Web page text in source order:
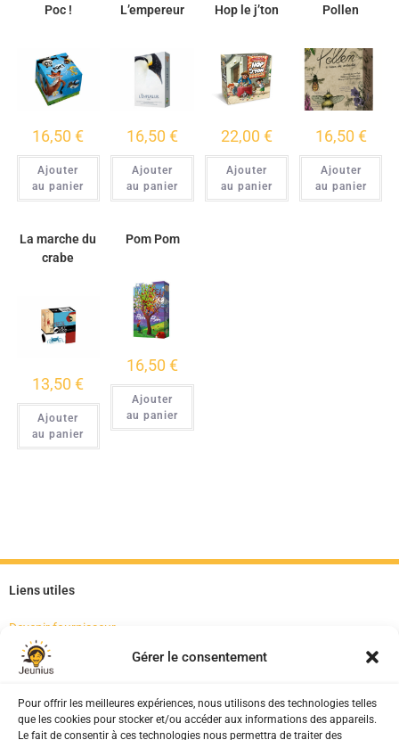
Gérer le consentement
Pour offrir les meilleures expériences, nous utilisons des technologies telles
que les cookies pour stocker et/ou accéder aux informations des appareils.
Le fait de consentir à ces technologies nous permettra de traiter des
Poc !
16,50€
Ajouter
au panier
L’empereur
16,50€
Ajouter
au panier
Hop le j’ton
22,00 €
Ajouter
au panier
Pollen
16,50 €
Ajouter
au panier
La marche du
crabe
13,50€
Ajouter
au panier
Pom Pom
16,50€
Ajouter
au panier
Liens utiles
Devenir fournisseur
Pour les structures
Mon compte
Politique de cookies (UE)